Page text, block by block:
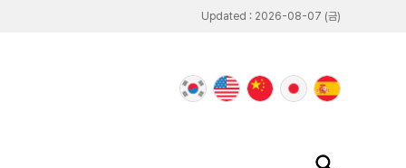
Updated : 2026-08-07 (금)